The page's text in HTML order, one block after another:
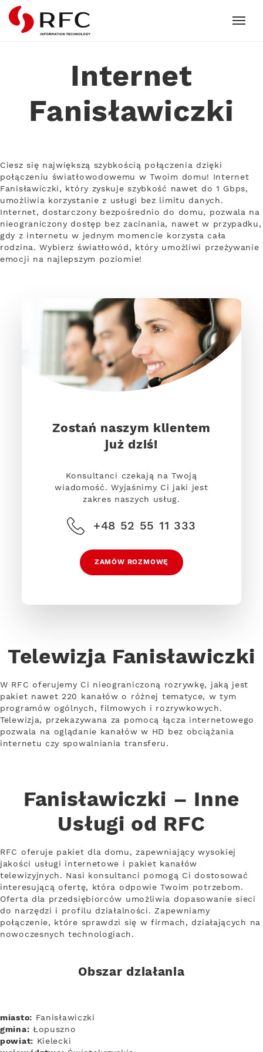
RFC
Internet
Fanisławiczki
Ciesz się największą szybkością połączenia dzięki
połączeniu światłowodowemu w Twoim domu! Internet
Fanisławiczki, który zyskuje szybkość nawet do 1 Gbps,
umożliwia korzystanie z usługi bez limitu danych.
Internet, dostarczony bezpośrednio do domu, pozwala na
nieograniczony dostęp bez zacinania, nawet w przypadku,
gdy z internetu w jednym momencie korzysta cała
rodzina. Wybierz światłowód, który umożliwi przeżywanie
emocji na najlepszym poziomie!
Zostań naszym klientem
już dziś!
Konsultanci czekają na Twoją
wiadomość. Wyjaśnimy Ci jaki jest
zakres naszych usług.
+48 52 55 11 333
ZAMÓW ROZMOWĘ
Telewizja Fanisławiczki
W RFC oferujemy Ci nieograniczoną rozrywkę, jaką jest
pakiet nawet 220 kanałów o różnej tematyce, w tym
programów ogólnych, filmowych i rozrywkowych.
Telewizja, przekazywana za pomocą łącza internetowego
pozwala na oglądanie kanałów w HD bez obciążania
internetu czy spowalniania transferu.
Fanisławiczki – Inne
Usługi od RFC
RFC oferuje pakiet dla domu, zapewniający wysokiej
jakości usługi internetowe i pakiet kanałów
telewizyjnych. Nasi konsultanci pomogą Ci dostosować
interesującą ofertę, która odpowie Twoim potrzebom.
Oferta dla przedsiębiorców umożliwia dopasowanie sieci
do narzędzi i profilu działalności. Zapewniamy
połączenie, które sprawdzi się w firmach, działających na
nowoczesnych technologiach.
Obszar działania
miasto: Fanisławiczki
gmina: Łopuszno
powiat: Kielecki